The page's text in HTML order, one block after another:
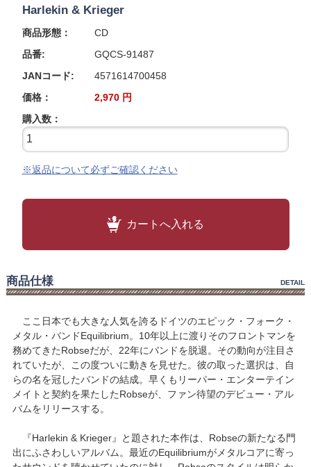
Harlekin & Krieger
商品形態：
CD
品番:
GQCS-91487
JANコード:
4571614700458
価格：
2,970 円
購入数：
※返品について必ずご確認ください
カートへ入れる
商品仕様 DETAIL
ここ日本でも大きな人気を誇るドイツのエピック・フォーク・
メタル・バンドEquilibrium。10年以上に渡りそのフロントマンを
務めてきたRobseだが、22年にバンドを脱退。その動向が注目さ
れていたが、この度ついに動きを見せた。彼の取った選択は、自
らの名を冠したバンドの結成。早くもリーパー・エンターテイン
メイトと契約を果たしたRobseが、ファン待望のデビュー・アル
バムをリリースする。
『Harlekin & Krieger』と題された本作は、Robseの新たなる門
出にふさわしいアルバム。最近のEquilibriumがメタルコアに寄っ